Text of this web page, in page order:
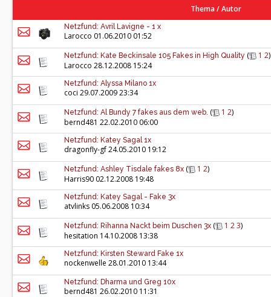
Thema/Autor
Netzfund: Avril Lavigne - 1 x
Larocco 01.06.2010 01:52
Netzfund: Kate Beckinsale 105 Fakes in High Quality ( 1 2)
Larocco 28.12.2008 15:24
Netzfund: Alyssa Milano 1x
coci 29.07.2009 23:34
Netzfund: Al Bundy 7 fakes aus dem web. ( 1 2)
bernd481 22.02.2010 06:00
Netzfund: Katey Sagal 1x
dragonfly-gf24.05.2010 19:12
Netzfund: Ashley Tisdale fakes 8x ( 1 2)
Harris90 02.12.2008 19:48
Netzfund: Katey Sagal - Fake 3x
atvlinks 05.06.2008 10:34
Netzfund: Rihanna Nackt beim Duschen 3x ( 1 23)
hesitation 14.10.2008 13:38
Netzfund: Kirsten Steward Fake 1x
nockenwelle 28.01.2010 13:44
Netzfund: Dharma und Greg 10x
bernd481 26.02.2010 11:31